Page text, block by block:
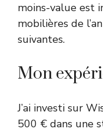
moins-value est
mobilières de
suivantes.
Mon
J’ai investi sur
500 € dans une